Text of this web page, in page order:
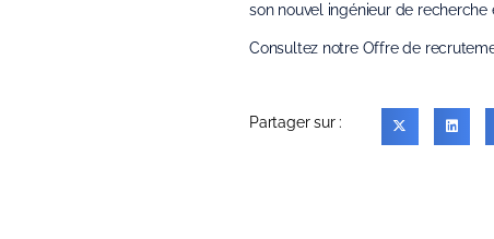
son nouvel ingénieur de recherche
Consultez notre Offre de
Partager sur :